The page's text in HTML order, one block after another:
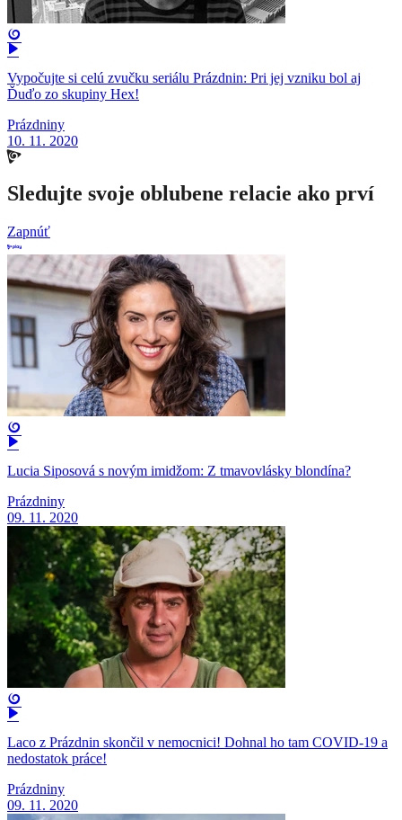
Vypočujte si celú zvučku seriálu Prázdnin: Pri jej vzniku bol aj
Ďuďo zo skupiny Hex!
Prázdniny
10. 11. 2020
Sledujte svoje oblubene relacie ako prví
Zapnúť
Lucia Siposová s novým imidžom: Z tmavovlásky blondína?
Prázdniny
09. 11. 2020
Laco z Prázdnin skončil v nemocnici! Dohnal ho tam COVID-19 a
nedostatok práce!
Prázdniny
09. 11. 2020